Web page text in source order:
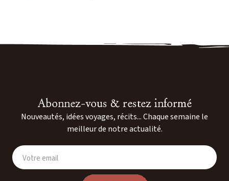
Abonnez-vous & restez informé
Nouveautés, idées voyages, récits... Chaque semaine le
meilleur de notre actualité.
Votre email